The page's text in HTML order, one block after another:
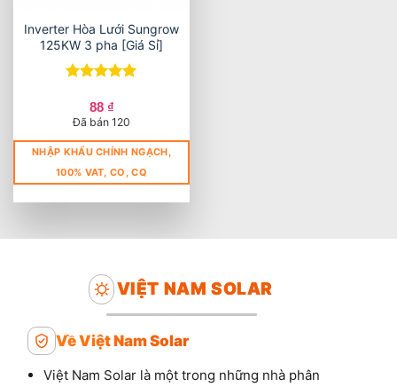
Inverter Hòa Lưới Sungrow
125KW 3 pha [Giá Sỉ]
hạng5 5
sao
88 ₫
Đã bán 120
NHẬP KHẨU CHÍNH NGẠCH,
100% VAT, CO, CQ
VIỆT NAM SOLAR
Về Việt Nam Solar
Việt Nam Solar là một trong những nhà phân